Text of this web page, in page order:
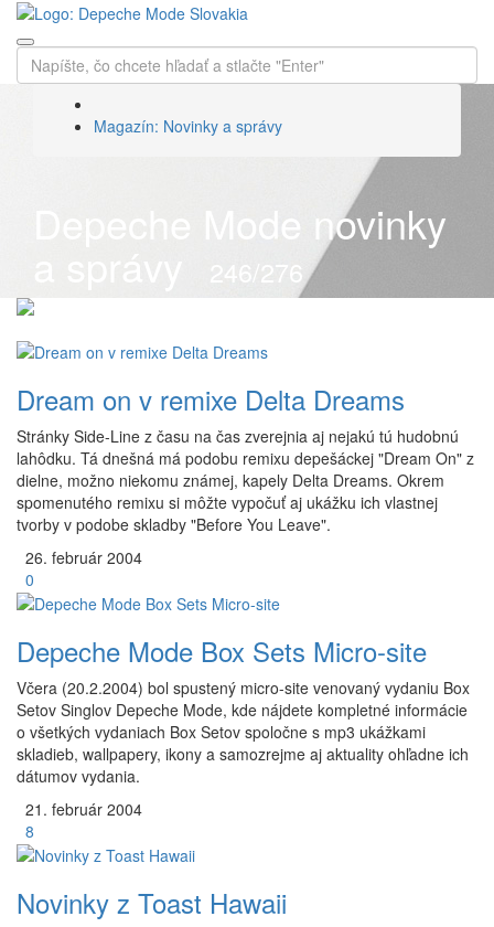
Magazín: Novinky a správy
Depeche Mode novinky
246/276
Dream on v remixe Delta Dreams
Stránky Side-Line z času na čas zverejnia aj nejakú tú hudobnú
lahôdku. Tá dnešná má podobu remixu depešáckej "Dream On" z
dielne, možno niekomu známej, kapely Delta Dreams. Okrem
spomenutého remixu si môžte vypočuť aj ukážku ich vlastnej
tvorby v podobe skladby "Before You Leave".
26. február 2004
0
Depeche Mode Box Sets Micro-site
Včera (20.2.2004) bol spustený micro-site venovaný vydaniu Box
Setov Singlov Depeche Mode, kde nájdete kompletné informácie
o všetkých vydaniach Box Setov spoločne s mp3 ukážkami
skladieb, wallpapery, ikony a samozrejme aj aktuality ohľadne ich
dátumov vydania.
21. február 2004
8
Novinky z Toast Hawaii